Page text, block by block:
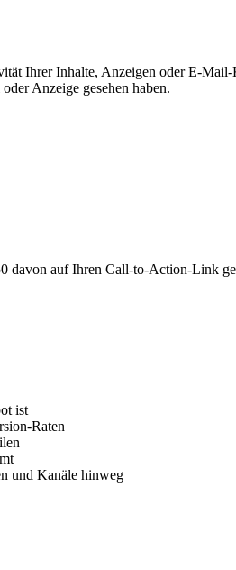
Ihrer Inhalte, Anzeigen oder E-Mail-
Anzeige gesehen haben.
davon auf Ihren Call-to-Action-Link
ist
Raten
und Kanäle hinweg